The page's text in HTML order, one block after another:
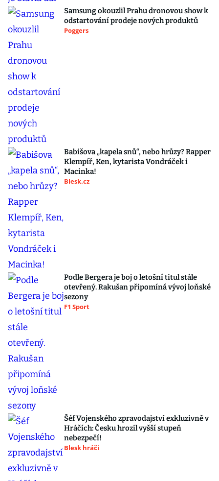
Samsung okouzlil Prahu dronovou show k
odstartování prodeje nových produktů
Poggers
Babišova „kapela snů“, nebo hrůzy? Rapper
Klempíř, Ken, kytarista Vondráček i
Macinka!
Blesk.cz
Podle Bergera je boj o letošní titul stále
otevřený. Rakušan připomíná vývoj loňské
sezony
F1 Sport
Šéf Vojenského zpravodajství exkluzivně v
Hráčích: Česku hrozil vyšší stupeň
nebezpečí!
Blesk hráči